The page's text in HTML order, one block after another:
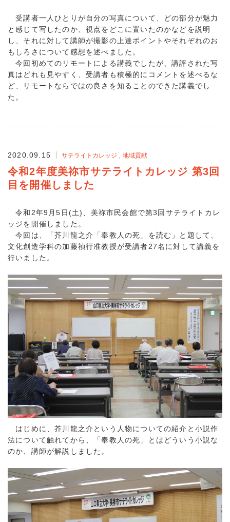
受講者一人ひとりが自分の写真について、どの部分が魅力
と感じて写したのか、視点をどこに置いたのかなどを説明
し、それに対して講師が撮影の上達ポイントやそれぞれのお
もしろさについて感想を述べました。
今回初めてのリモートによる講義でしたが、講評された写
真はどれも見やすく、受講者も積極的にコメントを述べるな
ど、リモートならではの良さを知ることのできた講義でし
た。
2020.09.15 サテライトカレッジ 地域貢献
令和2年度美祢市サテライトカレッジ 第3回
目を開催しました
令和2年9月5日(土)、美祢市民会館で第3回サテライトカレ
ッジを開催しました。
今回は、「芥川龍之介「奉教人の死」を読む」と題して、
文化創造学科の加藤禎行准教授が受講者27名に対して講義を
行いました。
はじめに、芥川龍之介という人物についての紹介と小説作
法について触れてから、「奉教人の死」とはどういう小説な
のか、講師が解説しました。